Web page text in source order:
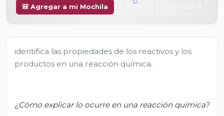
🎒 Agregar a mi Mochila Anterior
identifica las propiedades de los reactivos y los
productos en una reacción química.
¿Cómo explicar lo ocurre en una reacción química?